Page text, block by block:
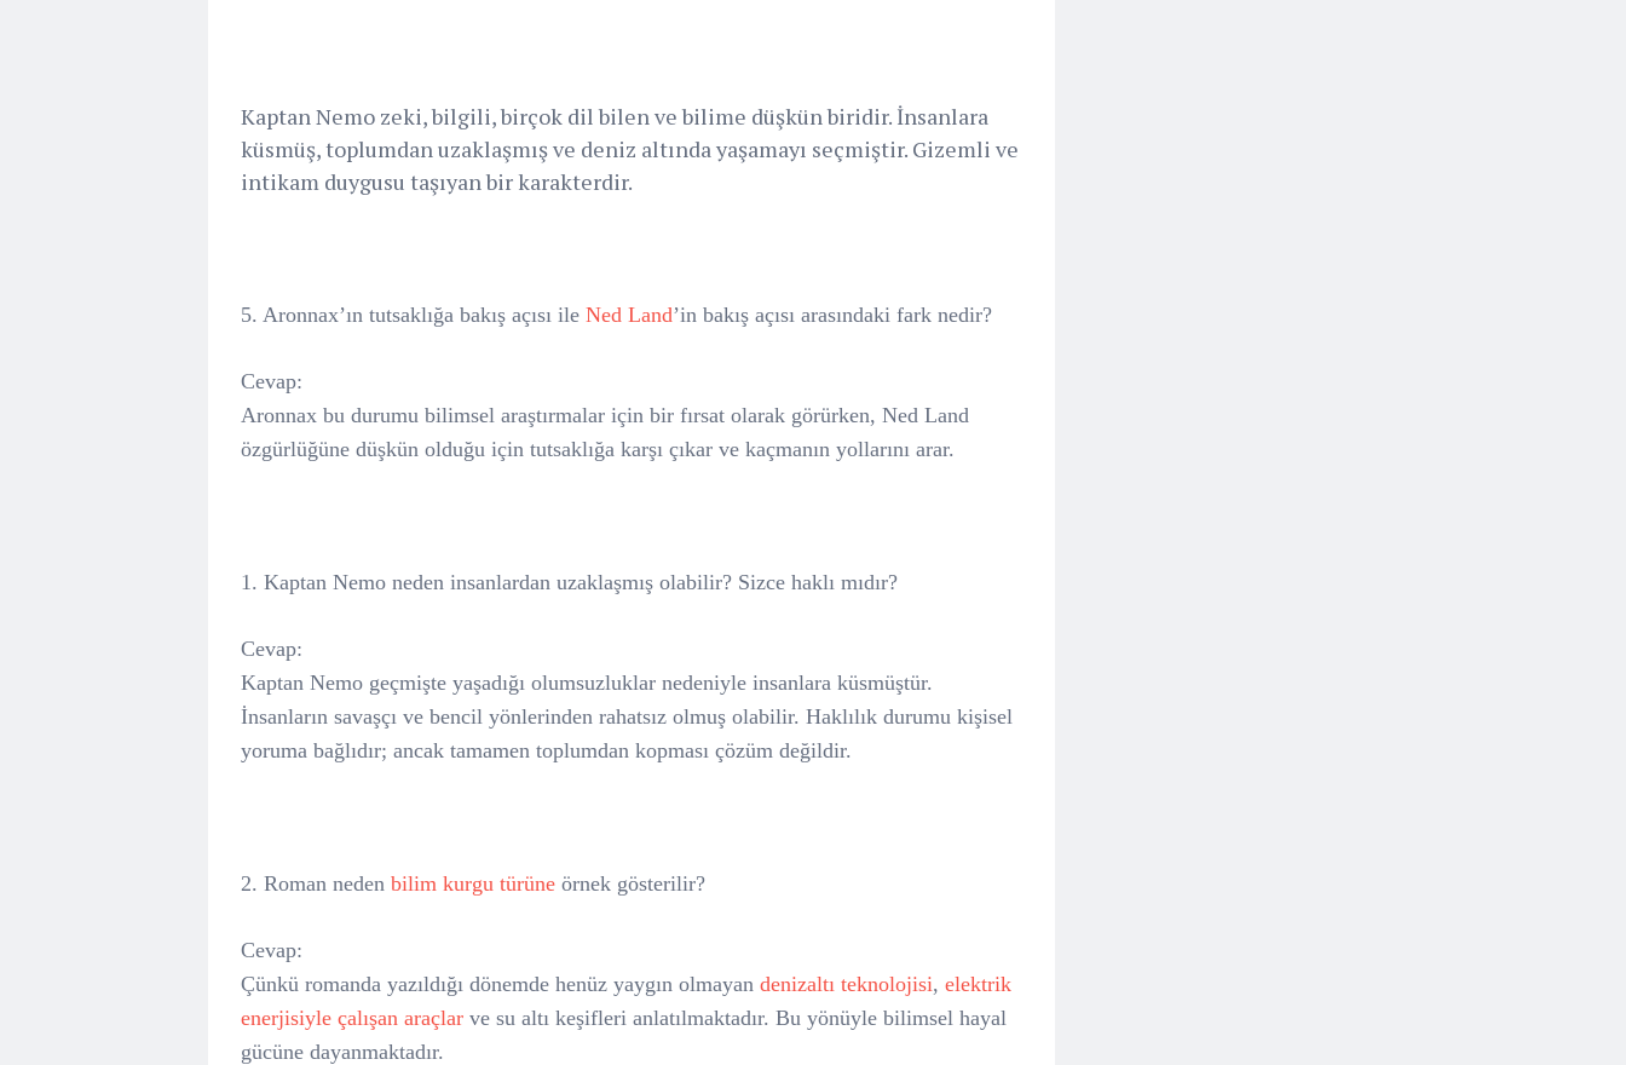
Kaptan Nemo zeki, bilgili, birçok dil bilen ve bilime düşkün biridir. İnsanlara
küsmüş, toplumdan uzaklaşmış ve deniz altında yaşamayı seçmiştir. Gizemli ve
intikam duygusu taşıyan bir karakterdir.
5. Aronnax’ın tutsaklığa bakış açısı ile Ned Land’in bakış açısı arasındaki fark nedir?
Cevap:
Aronnax bu durumu bilimsel araştırmalar için bir fırsat olarak görürken, Ned Land
özgürlüğüne düşkün olduğu için tutsaklığa karşı çıkar ve kaçmanın yollarını arar.
1. Kaptan Nemo neden insanlardan uzaklaşmış olabilir? Sizce haklı mıdır?
Cevap:
Kaptan Nemo geçmişte yaşadığı olumsuzluklar nedeniyle insanlara küsmüştür.
İnsanların savaşçı ve bencil yönlerinden rahatsız olmuş olabilir. Haklılık durumu kişisel
yoruma bağlıdır; ancak tamamen toplumdan kopması çözüm değildir.
2. Roman neden bilim kurgu türüne örnek gösterilir?
Cevap:
Çünkü romanda yazıldığı dönemde henüz yaygın olmayan denizaltı teknolojisi, elektrik
enerjisiyle çalışan araçlar ve su altı keşifleri anlatılmaktadır. Bu yönüyle bilimsel hayal
gücüne dayanmaktadır.